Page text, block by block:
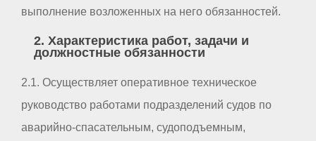
выполнение возложенных на него обязанностей.
2. Характеристика работ, задачи и
должностные обязанности
2.1. Осуществляет оперативное техническое
руководство работами подразделений судов по
аварийно-спасательным, судоподъемным,